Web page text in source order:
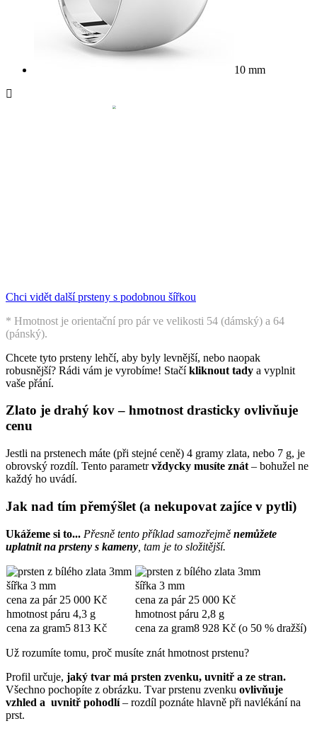
10 mm
Chci vidět další prsteny s podobnou šířkou
* Hmotnost je orientační pro pár ve velikosti 54 (dámský) a 64
(pánský).
Chcete tyto prsteny lehčí, aby byly levnější, nebo naopak
robusnější? Rádi vám je vyrobíme! Stačíkliknout tady a vyplnit
vaše přání.
Zlato je drahý kov – hmotnost drasticky ovlivňuje
cenu
Jestli na prstenech máte (při stejné ceně) 4 gramy zlata, nebo 7 g, je
obrovský rozdíl. Tento parametrvždycky musíte znát – bohužel ne
každý ho uvádí.
Jak nad tím přemýšlet (a nekupovat zajíce v pytli)
Ukážeme si to... Přesně tento příklad samozřejmě nemůžete
uplatnit na prsteny s kameny , tam je to složitější.
šířka 3 mm šířka 3 mm
cena za pár 25 000 Kč cena za pár 25 000 Kč
hmotnost páru 4,3 g hmotnost páru 2,8 g
cena za gram5 813 Kč cena za gram8 928 Kč (o 50 % dražší)
Už rozumíte tomu, proč musíte znát hmotnost prstenu?
Profil určuje, jaký tvar má prsten zvenku, uvnitř a ze stran.
Všechno pochopíte z obrázku. Tvar prstenu zvenku ovlivňuje
vzhled a uvnitř pohodlí– rozdíl poznáte hlavně při navlékání na
prst.